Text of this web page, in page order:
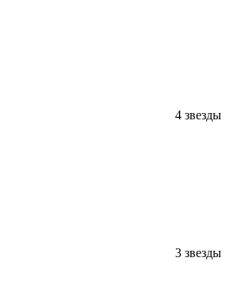
4 звезды
3 звезды